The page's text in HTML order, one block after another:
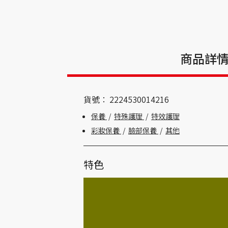
商品詳情
貨號： 2224530014216
保養 / 特殊護理 / 特效護理
彩妝保養 / 臉部保養 / 其他
特色